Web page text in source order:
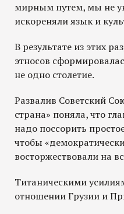
мирным путем, мы не
искореняли язык и
В результате из этих
этносов
не одно столетие.
Развалив Советский
страна» поняла, что
надо поссорить
чтобы
восторжествовали на
Титаническими
отношении Грузии и